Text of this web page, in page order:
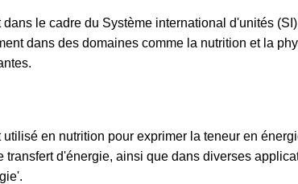
le cadre du Système international d'unités
dans des domaines comme la nutrition et la
en nutrition pour exprimer la teneur en
transfert d'énergie, ainsi que dans diverses